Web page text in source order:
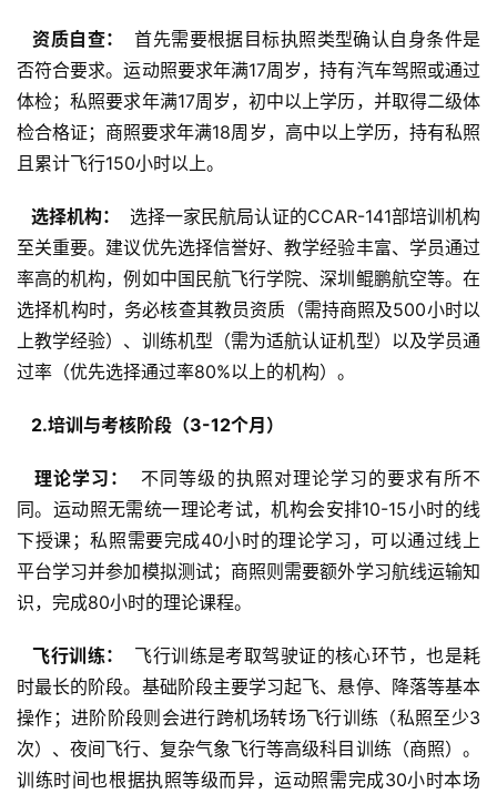
  资质自查：
首先需要根据目标执照类型确认自身条件是
否符合要求。运动照要求年满17周岁，持有汽车驾照或通过
体检；私照要求年满17周岁，初中以上学历，并取得二级体
检合格证；商照要求年满18周岁，高中以上学历，持有私照
且累计飞行150小时以上。
  选择机构：
选择一家民航局认证的CCAR-141部培训机构
至关重要。建议优先选择信誉好、教学经验丰富、学员通过
率高的机构，例如中国民航飞行学院、深圳鲲鹏航空等。在
选择机构时，务必核查其教员资质（需持商照及500小时以
上教学经验）、训练机型（需为适航认证机型）以及学员通
过率（优先选择通过率80%以上的机构）。
  2.培训与考核阶段（3-12个月）
  理论学习：
不同等级的执照对理论学习的要求有所不
同。运动照无需统一理论考试，机构会安排10-15小时的线
下授课；私照需要完成40小时的理论学习，可以通过线上
平台学习并参加模拟测试；商照则需要额外学习航线运输知
识，完成80小时的理论课程。
  飞行训练：
飞行训练是考取驾驶证的核心环节，也是耗
时最长的阶段。基础阶段主要学习起飞、悬停、降落等基本
操作；进阶阶段则会进行跨机场转场飞行训练（私照至少3
次）、夜间飞行、复杂气象飞行等高级科目训练（商照）。
训练时间也根据执照等级而异，运动照需完成30小时本场